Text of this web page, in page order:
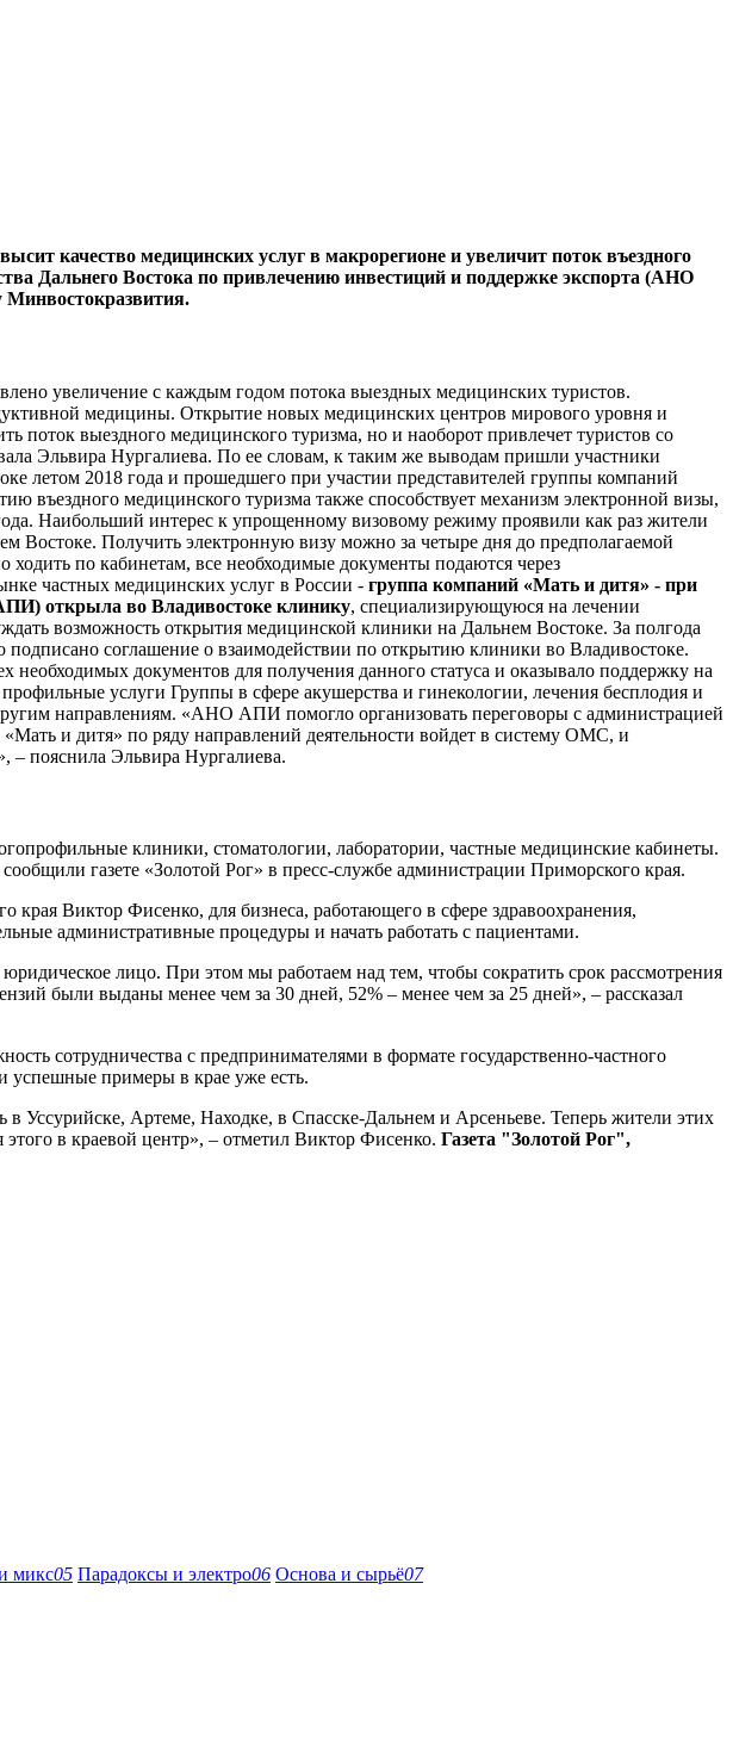
качество медицинских услуг в макрорегионе и увеличит поток въездного
Дальнего Востока по привлечению инвестиций и поддержке экспорта (АНО
увеличение с каждым годом потока выездных медицинских туристов.
медицины. Открытие новых медицинских центров мирового уровня и
поток выездного медицинского туризма, но и наоборот привлечет туристов со
Эльвира Нургалиева. По ее словам, к таким же выводам пришли участники
летом 2018 года и прошедшего при участии представителей группы компаний
въездного медицинского туризма также способствует механизм электронной визы,
Наибольший интерес к упрощенному визовому режиму проявили как раз жители
Востоке. Получить электронную визу можно за четыре дня до предполагаемой
ходить по кабинетам, все необходимые документы подаются через
частных медицинских услуг в России - группа компаний «Мать и дитя» - при
открыла во Владивостоке клинику, специализирующуюся на лечении
возможность открытия медицинской клиники на Дальнем Востоке. За полгода
соглашение о взаимодействии по открытию клиники во Владивостоке.
необходимых документов для получения данного статуса и оказывало поддержку на
услуги Группы в сфере акушерства и гинекологии, лечения бесплодия и
направлениям. «АНО АПИ помогло организовать переговоры с администрацией
и дитя» по ряду направлений деятельности войдет в систему ОМС, и
– пояснила Эльвира Нургалиева.
клиники, стоматологии, лаборатории, частные медицинские кабинеты.
газете «Золотой Рог» в пресс-службе администрации Приморского края.
края Виктор Фисенко, для бизнеса, работающего в сфере здравоохранения,
административные процедуры и начать работать с пациентами.
лицо. При этом мы работаем над тем, чтобы сократить срок рассмотрения
были выданы менее чем за 30 дней, 52% – менее чем за 25 дней», – рассказал
сотрудничества с предпринимателями в формате государственно-частного
успешные примеры в крае уже есть.
Уссурийске, Артеме, Находке, в Спасске-Дальнем и Арсеньеве. Теперь жители этих
в краевой центр», – отметил Виктор Фисенко. Газета "Золотой Рог",
микс05 Парадоксы и электро06 Основа и сырьё07